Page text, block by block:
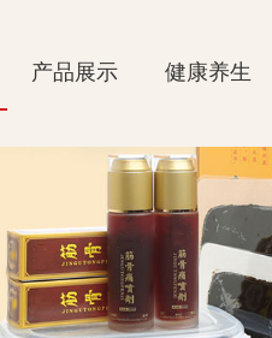
产品展示 健康养生